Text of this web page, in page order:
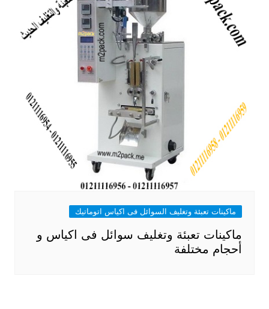
ماكينات تعبئة وتغليف السوائل فى اكياس اتوماتيك
ماكينات تعبئة وتغليف سوائل فى اكياس و
أحجام مختلفة